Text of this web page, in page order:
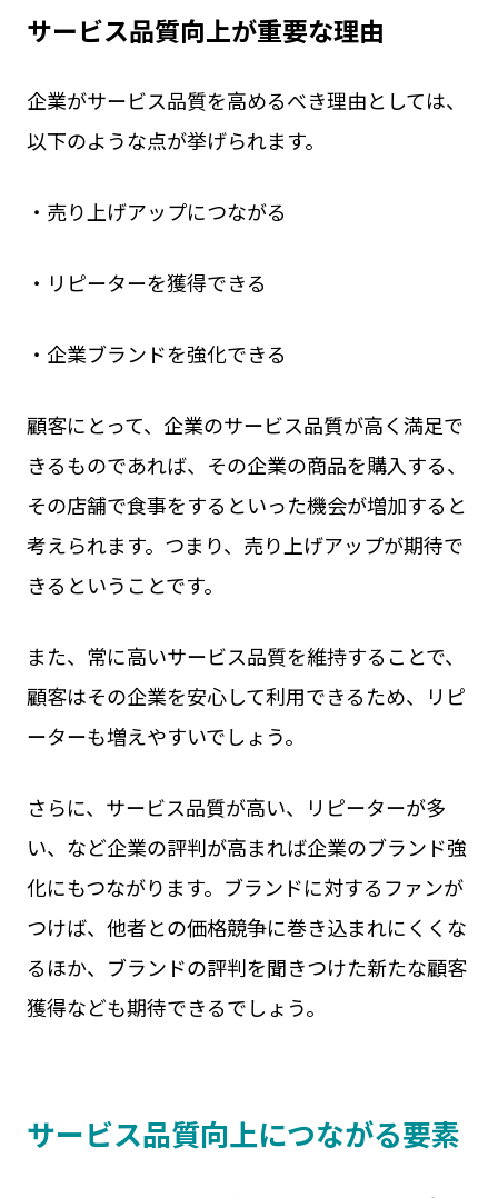
サービス品質向上が重要な理由
企業がサービス品質を高めるべき理由としては、
以下のような点が挙げられます。
・売り上げアップにつながる
・リピーターを獲得できる
・企業ブランドを強化できる
顧客にとって、企業のサービス品質が高く満足で
きるものであれば、その企業の商品を購入する、
その店舗で食事をするといった機会が増加すると
考えられます。つまり、売り上げアップが期待で
きるということです。
また、常に高いサービス品質を維持することで、
顧客はその企業を安心して利用できるため、リピ
ーターも増えやすいでしょう。
さらに、サービス品質が高い、リピーターが多
い、など企業の評判が高まれば企業のブランド強
化にもつながります。ブランドに対するファンが
つけば、他者との価格競争に巻き込まれにくくな
るほか、ブランドの評判を聞きつけた新たな顧客
獲得なども期待できるでしょう。
サービス品質向上につながる要素